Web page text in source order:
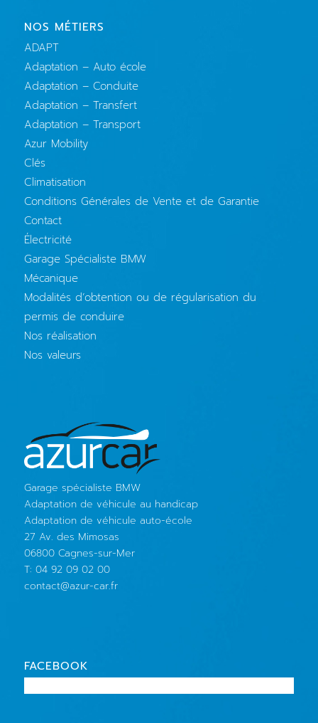
NOS MÉTIERS
ADAPT
Adaptation – Auto école
Adaptation – Conduite
Adaptation – Transfert
Adaptation – Transport
Azur Mobility
Clés
Climatisation
Conditions Générales de Vente et de Garantie
Contact
Électricité
Garage Spécialiste BMW
Mécanique
Modalités d’obtention ou de régularisation du
permis de conduire
Nos réalisation
Nos valeurs
Garage spécialiste BMW
Adaptation de véhicule au handicap
Adaptation de véhicule auto-école
27 Av. des Mimosas
06800 Cagnes-sur-Mer
T: 04 92 09 02 00
contact@azur-car.fr
FACEBOOK